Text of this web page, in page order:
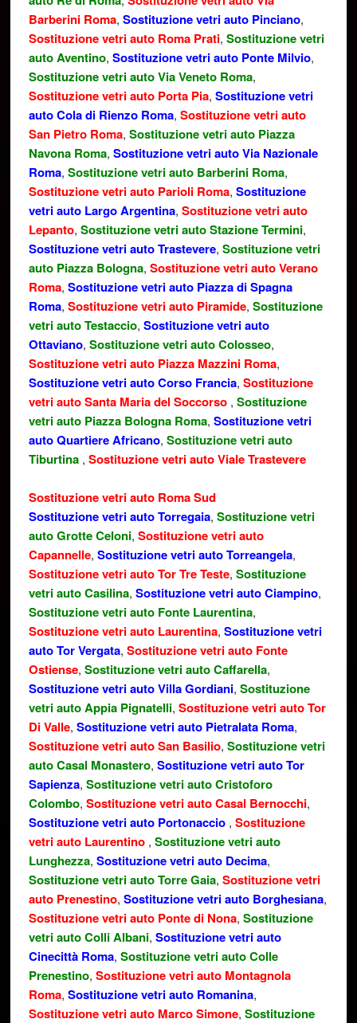
Barberini Roma, Sostituzione vetri auto Pinciano,
Sostituzione vetri auto Roma Prati, Sostituzione vetri
auto Aventino, Sostituzione vetri auto Ponte Milvio,
Sostituzione vetri auto Via Veneto Roma,
Sostituzione vetri auto Porta Pia, Sostituzione vetri
auto Cola di Rienzo Roma, Sostituzione vetri auto
San Pietro Roma, Sostituzione vetri auto Piazza
Navona Roma, Sostituzione vetri auto Via Nazionale
Roma, Sostituzione vetri auto Barberini Roma,
Sostituzione vetri auto Parioli Roma, Sostituzione
vetri auto Largo Argentina, Sostituzione vetri auto
Lepanto, Sostituzione vetri auto Stazione Termini,
Sostituzione vetri auto Trastevere, Sostituzione vetri
auto Piazza Bologna, Sostituzione vetri auto Verano
Roma, Sostituzione vetri auto Piazza di Spagna
Roma, Sostituzione vetri auto Piramide, Sostituzione
vetri auto Testaccio, Sostituzione vetri auto
Ottaviano, Sostituzione vetri auto Colosseo,
Sostituzione vetri auto Piazza Mazzini Roma,
Sostituzione vetri auto Corso Francia, Sostituzione
vetri auto Santa Maria del Soccorso , Sostituzione
vetri auto Piazza Bologna Roma, Sostituzione vetri
auto Quartiere Africano, Sostituzione vetri auto
Tiburtina , Sostituzione vetri auto Viale Trastevere
Sostituzione vetri auto Roma Sud
Sostituzione vetri auto Torregaia, Sostituzione vetri
auto Grotte Celoni, Sostituzione vetri auto
Capannelle, Sostituzione vetri auto Torreangela,
Sostituzione vetri auto Tor Tre Teste, Sostituzione
vetri auto Casilina, Sostituzione vetri auto Ciampino,
Sostituzione vetri auto Fonte Laurentina,
Sostituzione vetri auto Laurentina, Sostituzione vetri
auto Tor Vergata, Sostituzione vetri auto Fonte
Ostiense, Sostituzione vetri auto Caffarella,
Sostituzione vetri auto Villa Gordiani, Sostituzione
vetri auto Appia Pignatelli, Sostituzione vetri auto Tor
Di Valle, Sostituzione vetri auto Pietralata Roma,
Sostituzione vetri auto San Basilio, Sostituzione vetri
auto Casal Monastero, Sostituzione vetri auto Tor
Sapienza, Sostituzione vetri auto Cristoforo
Colombo, Sostituzione vetri auto Casal Bernocchi,
Sostituzione vetri auto Portonaccio , Sostituzione
vetri auto Laurentino , Sostituzione vetri auto
Lunghezza, Sostituzione vetri auto Decima,
Sostituzione vetri auto Torre Gaia, Sostituzione vetri
auto Prenestino, Sostituzione vetri auto Borghesiana,
Sostituzione vetri auto Ponte di Nona, Sostituzione
vetri auto Colli Albani, Sostituzione vetri auto
Cinecittà Roma, Sostituzione vetri auto Colle
Prenestino, Sostituzione vetri auto Montagnola
Roma, Sostituzione vetri auto Romanina,
Sostituzione vetri auto Marco Simone, Sostituzione